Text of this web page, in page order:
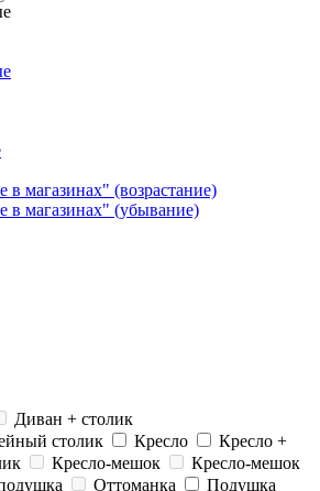
магазинах" (возрастание)
в магазинах" (убывание)
Диван + столик
столик Кресло
Кресло +
Кресло-мешок
Кресло-мешок
Оттоманка
Подушка